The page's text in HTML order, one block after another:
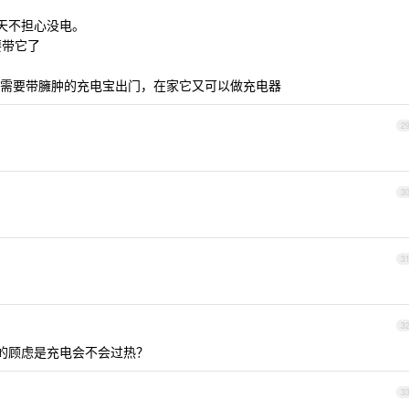
担心没电。
它了
要带臃肿的充电宝出门，在家它又可以做充电器
29
30
31
32
虑是充电会不会过热？
33